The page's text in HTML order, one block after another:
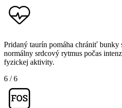
Pridaný taurín pomáha chrániť bunky
normálny srdcový rytmus počas
fyzickej aktivity.
6 /6